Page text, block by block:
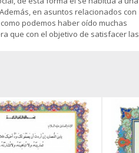
en asuntos relacionados con
podemos haber oído muchas
que con el objetivo de satisfacer las